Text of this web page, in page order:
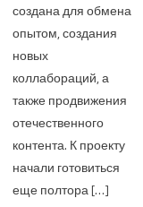
создана для обмена
опытом, создания
новых
коллабораций, а
также продвижения
отечественного
контента. К проекту
начали готовиться
еще полтора […]